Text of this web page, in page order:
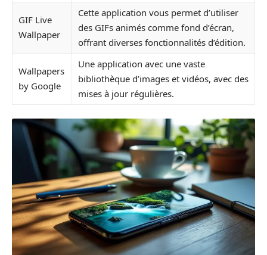
GIF Live
Wallpaper
Cette application vous permet d’utiliser
des GIFs animés comme fond d’écran,
offrant diverses fonctionnalités d’édition.
Wallpapers
by Google
Une application avec une vaste
bibliothèque d’images et vidéos, avec des
mises à jour régulières.